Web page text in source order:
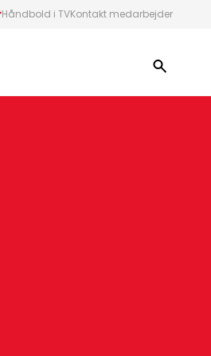
Håndbold i TVKontakt medarbejder